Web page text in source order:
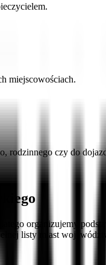
miejscowościach.
rodzinnego czy do
organizujemy
listy miast